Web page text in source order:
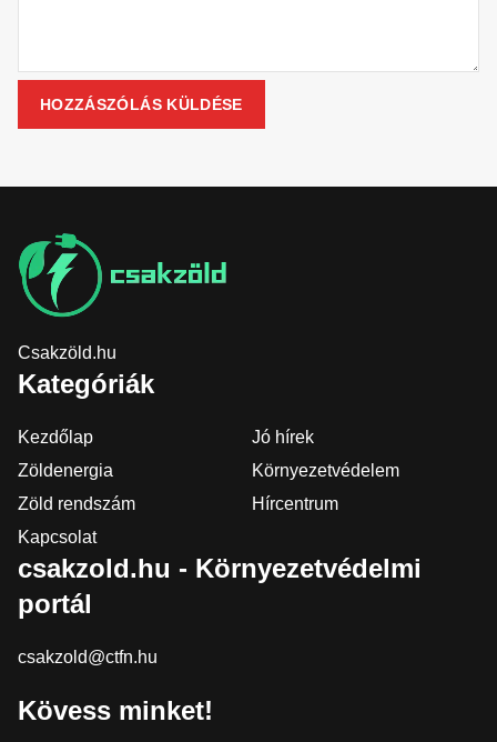
Csakzöld.hu
Kategóriák
Kezdőlap
Jó hírek
Zöldenergia
Környezetvédelem
Zöld rendszám
Hírcentrum
Kapcsolat
csakzold.hu - Környezetvédelmi
portál
csakzold@ctfn.hu
Kövess minket!